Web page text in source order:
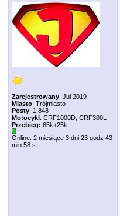
Zarejestrowany: Jul 2019
Miasto: Trójmiasto
Posty: 1,848
Motocykl: CRF1000D, CRF300L
Przebieg: 65k+25k
Online: 2 miesiące 3 dni 23 godz 43
min 58 s